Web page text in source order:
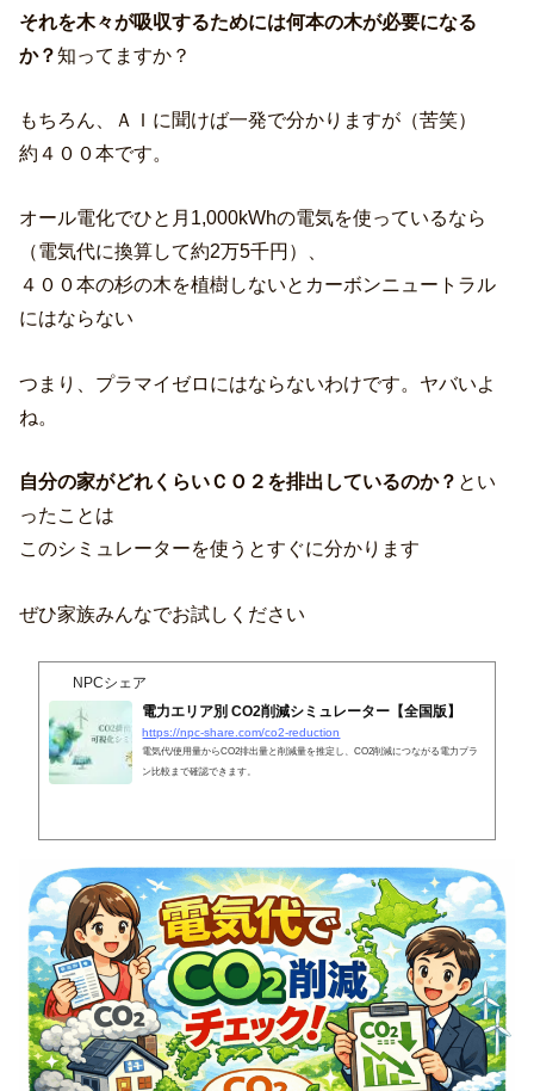
それを木々が吸収するためには何本の木が必要になる
か？知ってますか？
もちろん、ＡＩに聞けば一発で分かりますが（苦笑）
約４００本です。
オール電化でひと月1,000kWhの電気を使っているなら
（電気代に換算して約2万5千円）、
４００本の杉の木を植樹しないとカーボンニュートラル
にはならない
つまり、プラマイゼロにはならないわけです。ヤバいよ
ね。
自分の家がどれくらいＣＯ２を排出しているのか？ とい
ったことは
このシミュレーターを使うとすぐに分かります
ぜひ家族みんなでお試しください
NPCシェア
電力エリア別 CO2削減シミュレーター【全国版】
https://npc-share.com/co2-reduction
電気代/使用量からCO2排出量と削減量を推定し、CO2削減につながる電力プラ
ン比較まで確認できます。